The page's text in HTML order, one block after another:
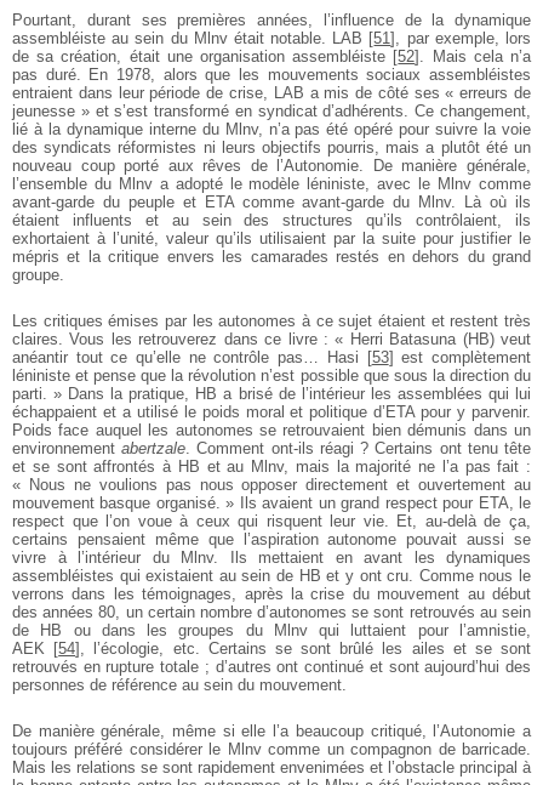
Pourtant, durant ses premières années, l’influence de la dynamique
assembléiste au sein du Mlnv était notable. LAB [51] , par exemple, lors
de sa création, était une organisation assembléiste [52] . Mais cela n’a
pas duré. En 1978, alors que les mouvements sociaux assembléistes
entraient dans leur période de crise, LAB a mis de côté ses « erreurs de
jeunesse » et s’est transformé en syndicat d’adhérents. Ce changement,
lié à la dynamique interne du Mlnv, n’a pas été opéré pour suivre la voie
des syndicats réformistes ni leurs objectifs pourris, mais a plutôt été un
nouveau coup porté aux rêves de l’Autonomie. De manière générale,
l’ensemble du Mlnv a adopté le modèle léniniste, avec le Mlnv comme
avant-garde du peuple et ETA comme avant-garde du Mlnv. Là où ils
étaient influents et au sein des structures qu’ils contrôlaient, ils
exhortaient à l’unité, valeur qu’ils utilisaient par la suite pour justifier le
mépris et la critique envers les camarades restés en dehors du grand
groupe.
Les critiques émises par les autonomes à ce sujet étaient et restent très
claires. Vous les retrouverez dans ce livre : « Herri Batasuna (HB) veut
anéantir tout ce qu’elle ne contrôle pas… Hasi [53] est complètement
léniniste et pense que la révolution n’est possible que sous la direction du
parti. » Dans la pratique, HB a brisé de l’intérieur les assemblées qui lui
échappaient et a utilisé le poids moral et politique d’ETA pour y parvenir.
Poids face auquel les autonomes se retrouvaient bien démunis dans un
environnementabertzale. Comment ont-ils réagi ? Certains ont tenu tête
et se sont affrontés à HB et au Mlnv, mais la majorité ne l’a pas fait :
« Nous ne voulions pas nous opposer directement et ouvertement au
mouvement basque organisé. » Ils avaient un grand respect pour ETA, le
respect que l’on voue à ceux qui risquent leur vie. Et, au-delà de ça,
certains pensaient même que l’aspiration autonome pouvait aussi se
vivre à l’intérieur du Mlnv. Ils mettaient en avant les dynamiques
assembléistes qui existaient au sein de HB et y ont cru. Comme nous le
verrons dans les témoignages, après la crise du mouvement au début
des années 80, un certain nombre d’autonomes se sont retrouvés au sein
de HB ou dans les groupes du Mlnv qui luttaient pour l’amnistie,
AEK [54] , l’écologie, etc. Certains se sont brûlé les ailes et se sont
retrouvés en rupture totale ; d’autres ont continué et sont aujourd’hui des
personnes de référence au sein du mouvement.
De manière générale, même si elle l’a beaucoup critiqué, l’Autonomie a
toujours préféré considérer le Mlnv comme un compagnon de barricade.
Mais les relations se sont rapidement envenimées et l’obstacle principal à